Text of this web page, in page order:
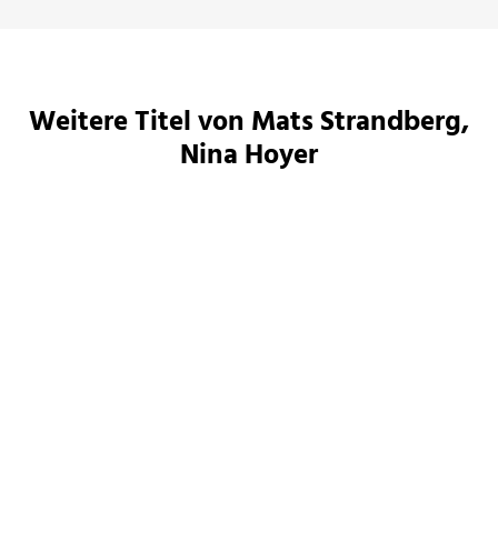
Weitere Titel von Mats Strandberg,
Nina Hoyer